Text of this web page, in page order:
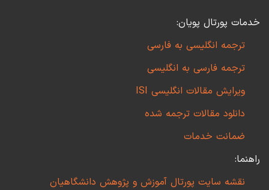
خدمات پورتال پویان:
ترجمه انگلیسی به فارسی
ترجمه فارسی به انگلیسی
ویرایش مقالات انگلیسی ISI
دانلود مقالات ترجمه شده
ضمانت خدمات
راهنما:
نقشه سایت پورتال آموزش و پژوهش دانشگاهیان